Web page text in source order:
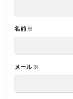
名前 ※
メール ※